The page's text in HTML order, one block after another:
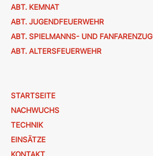
ABT. KEMNAT
ABT. JUGENDFEUERWEHR
ABT. SPIELMANNS- UND FANFARENZUG
ABT. ALTERSFEUERWEHR
STARTSEITE
NACHWUCHS
TECHNIK
EINSÄTZE